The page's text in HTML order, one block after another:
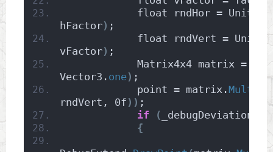
float rndHor =
hFactor) ;
float rndVert =
vFactor) ;
Matrix4x4 matrix =
Vector3. one) ;
            point = matrix.
rndVert, 0f )) ;
if
( _debugDeviation
{